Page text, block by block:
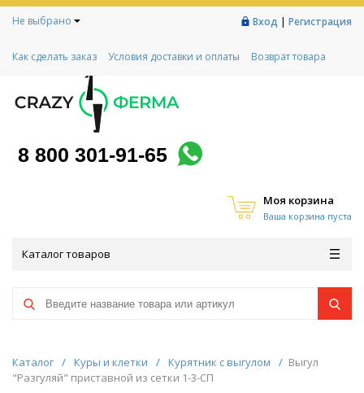
Не выбрано Вход | Регистрация
Как сделать заказ Условия доставки и оплаты
Возврат товара
Контакты
Социальный контракт
Любимая ферма
8 800 301-91-65
Моя корзина
Ваша корзина пуста
Каталог товаров
Каталог / Куры и клетки / Курятник с выгулом / Выгул
"Разгуляй" приставной из сетки 1-3-СП